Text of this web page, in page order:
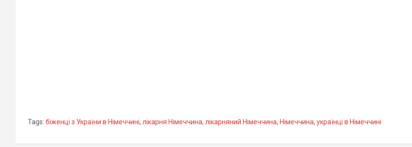
Tags: біженці з України в Німеччині, лікарня Німеччина, лікарняний Німеччина, Німеччина, українці в Німеччині